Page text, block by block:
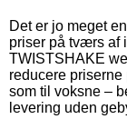
Det er jo meget
priser på tværs af
TWISTSHAKE
reducere priserne
som til voksne –
levering uden